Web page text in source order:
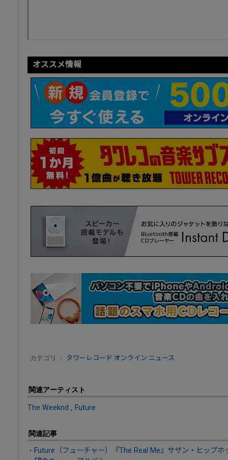
オススメ情報
カテゴリ ： タワーレコード オンライン ニュース
関連アーティスト
The Weeknd , Future
関連記事
Future（フューチャー）『The Real Me』サザン・ヒップ